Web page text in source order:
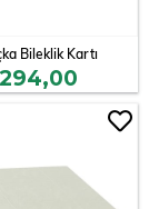
Bileklik Kartı